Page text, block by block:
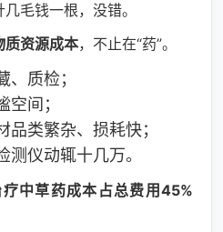
毛钱一根，没错。
质资源成本，不止在“药”。
、质检；
间；
品类繁杂、损耗快；
仪动辄十几万。
中草药成本占总费用45%